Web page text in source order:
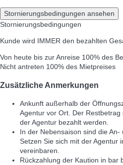
Stornierungsbedingungen ansehen
Stornierungsbedingungen
Kunde wird IMMER den bezahlten
Von heute bis zur Anreise 100% des
Nicht antreten 100% des Mietpreises
Zusätzliche Anmerkungen
Ankunft außerhalb der
Agentur vor Ort. Der
der Agentur bezahlt werden.
In der Nebensaison sind die An-
Setzen Sie sich mit der Agentur
vereinbaren.
Rückzahlung der Kaution in bar